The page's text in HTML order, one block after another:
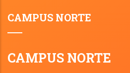
CAMPUS NORTE
CAMPUS NORTE